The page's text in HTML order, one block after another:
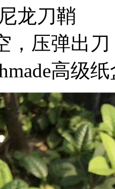
龙刀鞘
，压弹出刀
高级